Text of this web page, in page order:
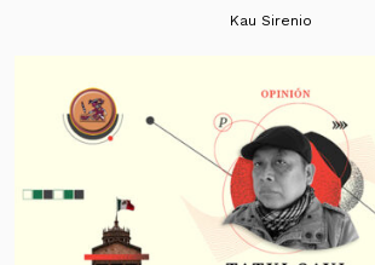
Kau Sirenio